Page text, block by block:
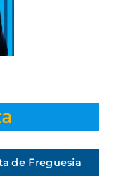
de Freguesia